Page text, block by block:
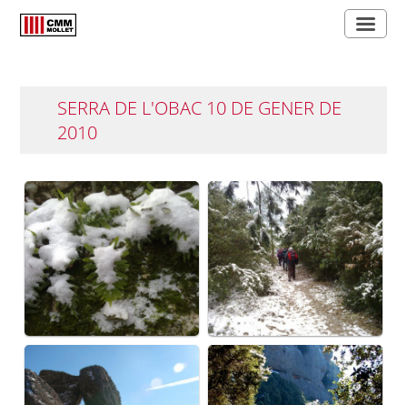
SERRA DE L'OBAC 10 DE GENER DE
2010